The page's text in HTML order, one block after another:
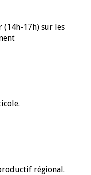
(14h-17h) sur les
régional.